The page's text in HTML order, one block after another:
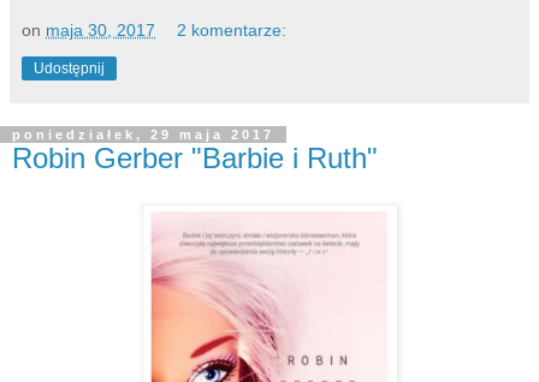
on maja 30, 2017 2 komentarze:
Udostępnij
poniedziałek, 29 maja 2017
Robin Gerber "Barbie i Ruth"